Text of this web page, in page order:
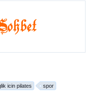
icin pilates spor